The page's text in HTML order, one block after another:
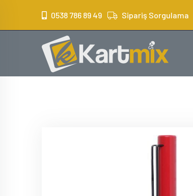
0538 786 89 49 Sipariş Sorgulama